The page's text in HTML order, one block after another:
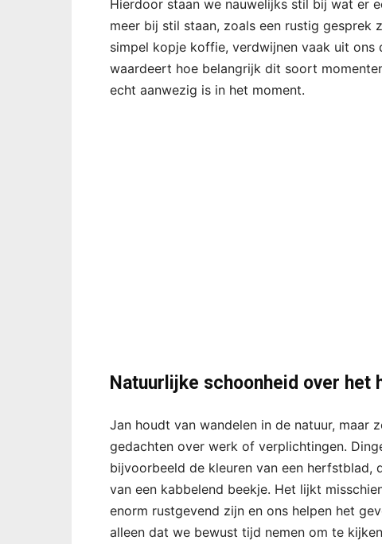
Hierdoor staan we nauwelijks stil bij wat er
meer bij stil staan, zoals een rustig
simpel kopje koffie, verdwijnen vaak uit
waardeert hoe belangrijk dit soort
echt aanwezig is in het moment.
Natuurlijke schoonheid over het
Jan houdt van wandelen in de natuur,
gedachten over werk of verplichtingen.
bijvoorbeeld de kleuren van een
van een kabbelend beekje. Het lijkt
enorm rustgevend zijn en ons helpen het
alleen dat we bewust tijd nemen om te